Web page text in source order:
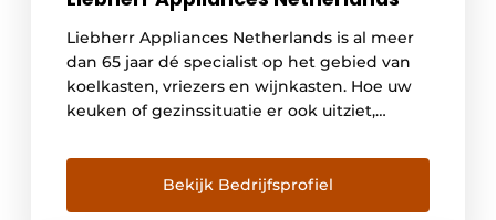
Liebherr Appliances Netherlands is al meer
dan 65 jaar dé specialist op het gebied van
koelkasten, vriezers en wijnkasten. Hoe uw
keuken of gezinssituatie er ook uitziet,
in energiezuinige koel- en vriesapparaten,
zowel geïntegreerd als vrijstaand. Het merk
biedt bovendien integreerbare modellen
Bekijk Bedrijfsprofiel